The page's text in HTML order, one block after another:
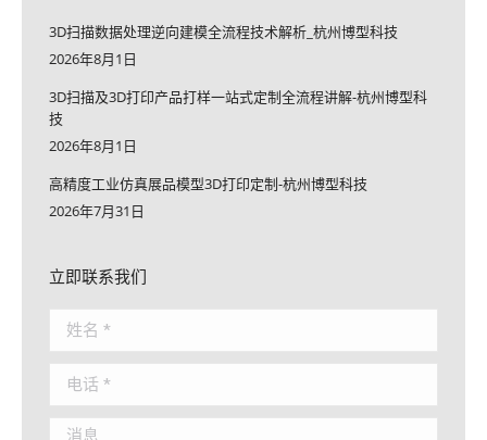
3D扫描数据处理逆向建模全流程技术解析_杭州博型科技
2026年8月1日
3D扫描及3D打印产品打样一站式定制全流程讲解-杭州博型科
技
2026年8月1日
高精度工业仿真展品模型3D打印定制-杭州博型科技
2026年7月31日
立即联系我们
姓名 *
电话 *
消息